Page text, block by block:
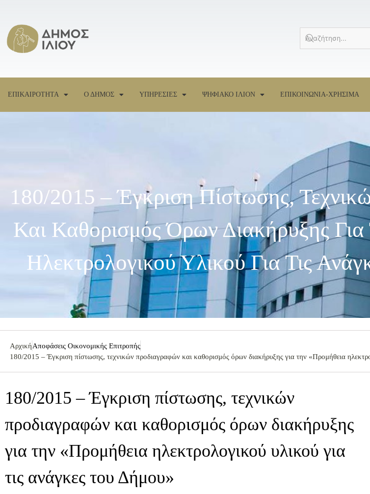
ΕΠΙΚΑΙΡΟΤΗΤΑ Ο ΔΗΜΟΣ ΥΠΗΡΕΣΙΕΣ ΨΗΦΙΑΚΟ ΙΛΙΟΝ ΕΠΙΚΟΙΝΩΝΙΑ-ΧΡΗΣΙΜΑ
180/2015 – Έγκριση Πίστωσης,
Και Καθορισμός Όρων Διακήρυξης
Ηλεκτρολογικού Υλικού Για Τις
ΑρχικήΑποφάσεις Οικονομικής Επιτροπής
180/2015 – Έγκριση πίστωσης, τεχνικών προδιαγραφών και καθορισμός όρων διακήρυξης για την «Προμήθεια
180/2015 – Έγκριση πίστωσης, τεχνικών
προδιαγραφών και καθορισμός όρων διακήρυξης
για την «Προμήθεια ηλεκτρολογικού υλικού για
τις ανάγκες του Δήμου»